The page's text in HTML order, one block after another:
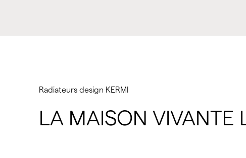
Radiateurs design KERMI
LA MAISON VIVANTE